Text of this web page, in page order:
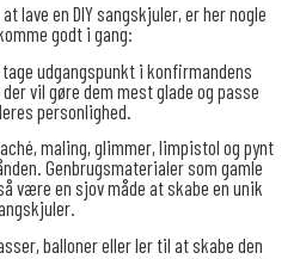
lave en DIY sangskjuler, er her nogle
godt i gang:
udgangspunkt i konfirmandens
vil gøre dem mest glade og passe
personlighed.
maling, glimmer, limpistol og pynt
Genbrugsmaterialer som gamle
være en sjov måde at skabe en unik
balloner eller ler til at skabe den